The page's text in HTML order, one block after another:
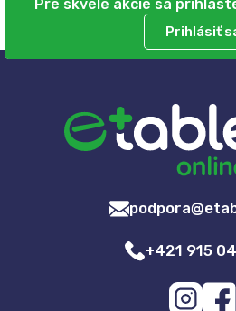
Pre skvelé akcie sa
Prihlásiť
+421 915